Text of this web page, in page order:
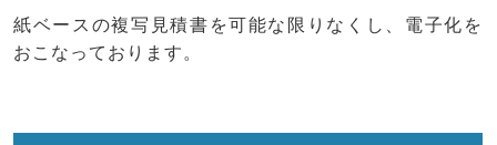
紙ベースの複写見積書を可能な限りなくし、電子化を
おこなっております。